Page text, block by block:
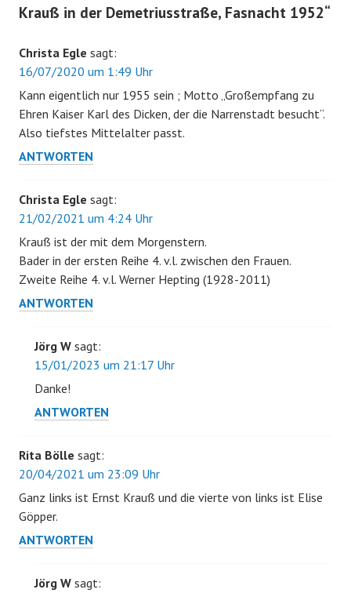
Krauß in der Demetriusstraße, Fasnacht 1952“
Christa Egle sagt:
16/07/2020 um 1:49 Uhr
Kann eigentlich nur 1955 sein ; Motto „Großempfang zu
Ehren Kaiser Karl des Dicken, der die Narrenstadt besucht“.
Also tiefstes Mittelalter passt.
ANTWORTEN
Christa Egle sagt:
21/02/2021 um 4:24 Uhr
Krauß ist der mit dem Morgenstern.
Bader in der ersten Reihe 4. v.l. zwischen den Frauen.
Zweite Reihe 4. v.l. Werner Hepting (1928-2011)
ANTWORTEN
Jörg W sagt:
15/01/2023 um 21:17 Uhr
Danke!
ANTWORTEN
Rita Bölle sagt:
20/04/2021 um 23:09 Uhr
Ganz links ist Ernst Krauß und die vierte von links ist Elise
Göpper.
ANTWORTEN
Jörg W sagt: